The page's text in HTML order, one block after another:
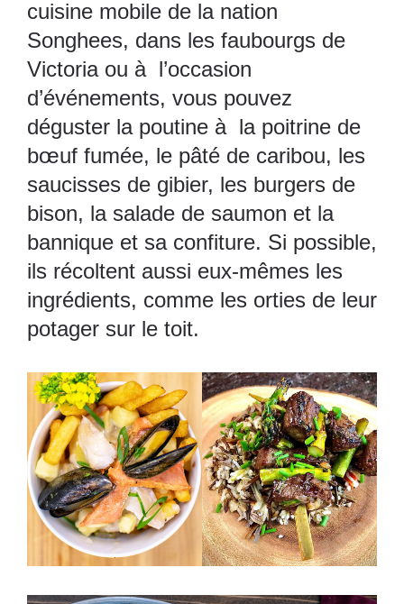
cuisine mobile de la nation
Songhees, dans les faubourgs de
Victoria ou à l’occasion
d’événements, vous pouvez
déguster la poutine à la poitrine de
bœuf fumée, le pâté de caribou, les
saucisses de gibier, les burgers de
bison, la salade de saumon et la
bannique et sa confiture. Si possible,
ils récoltent aussi eux-mêmes les
ingrédients, comme les orties de leur
potager sur le toit.